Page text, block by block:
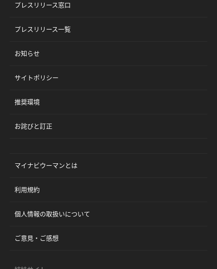
プレスリリース窓口
プレスリリース一覧
お知らせ
サイトポリシー
推奨環境
お詫びと訂正
マイナビウーマンとは
利用規約
個人情報の取扱いについて
ご意見・ご感想